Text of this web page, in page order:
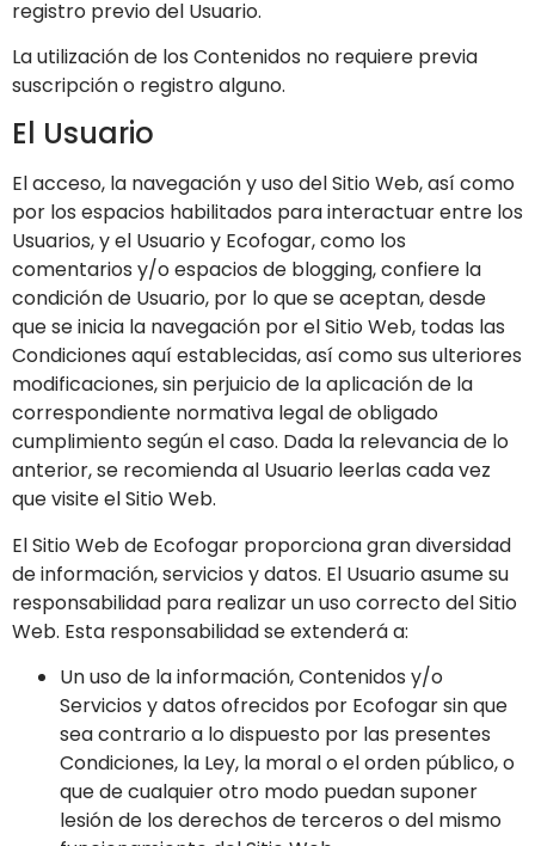
registro previo del Usuario.
La utilización de los Contenidos no requiere previa
suscripción o registro alguno.
El Usuario
El acceso, la navegación y uso del Sitio Web,así como
por los espacios habilitados para interactuar entre los
Usuarios, y el Usuario y Ecofogar, como los
comentarios y/o espacios de blogging,confiere la
condición de Usuario, por lo que se aceptan, desde
que se inicia la navegación por el Sitio Web, todas las
Condiciones aquí establecidas, así como sus ulteriores
modificaciones, sin perjuicio de la aplicación de la
correspondiente normativa legal de obligado
cumplimiento según el caso. Dada la relevancia de lo
anterior, se recomienda al Usuario leerlas cada vez
que visite el Sitio Web.
El Sitio Web de Ecofogar proporciona gran diversidad
de información, servicios y datos. El Usuario asume su
responsabilidad para realizar un uso correcto del Sitio
Web. Esta responsabilidad se extenderá a:
Un uso de la información, Contenidos y/o
Servicios y datos ofrecidos por Ecofogarsin que
sea contrario a lo dispuesto por las presentes
Condiciones, la Ley, la moral o el orden público, o
que de cualquier otro modo puedan suponer
lesión de los derechos de terceros o del mismo